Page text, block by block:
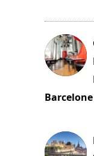
Barcelone